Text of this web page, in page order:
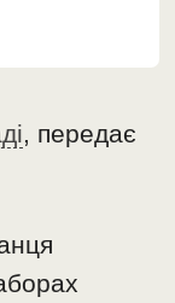
, передає